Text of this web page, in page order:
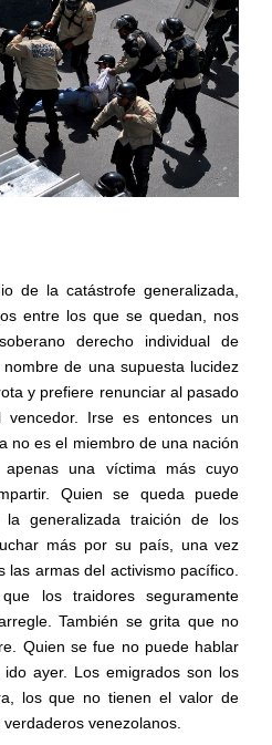
de la catástrofe generalizada,
entre los que se quedan, nos
derecho individual de
de una supuesta lucidez
y prefiere renunciar al pasado
Irse es entonces un
no es el miembro de una nación
una víctima más cuyo
Quien se queda puede
generalizada traición de los
más por su país, una vez
las armas del activismo pacífico.
los traidores seguramente
También se grita que no
Quien se fue no puede hablar
ayer. Los emigrados son los
los que no tienen el valor de
venezolanos.